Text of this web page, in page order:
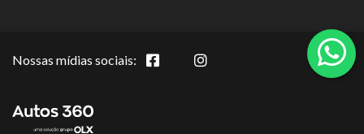
Nossas mídias sociais: